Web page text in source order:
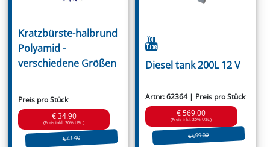
Kratzbürste-halbrund
Polyamid -
verschiedene Größen
Preis pro Stück
€ 34.90
(Preis inkl. 20% USt.)
€ 41.90
Diesel tank 200L 12 V
Artnr: 62364 | Preis pro Stück
€ 569.00
(Preis inkl. 20% USt.)
€ 699.00